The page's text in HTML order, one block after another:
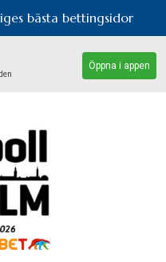
bästa bettingsidor
Öppna i appen